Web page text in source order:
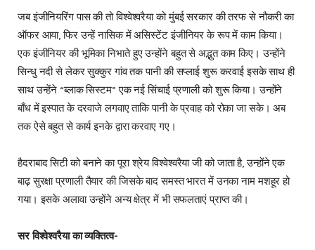
जब इंजीनियरिंग पास की तो विश्वेश्वरैया को मुंबई सरकार की तरफ से नौकरी का
ऑफर आया, फिर उन्हें नासिक में असिस्टेंट इंजीनियर के रूप में काम किया।
एक इंजीनियर की भूमिका निभाते हुए उन्होंने बहुत से अद्भुत काम किए। उन्होंने
सिन्धु नदी से लेकर सुक्कुर गांव तक पानी की सप्लाई शुरू करवाई इसके साथ ही
साथ उन्हेंने “ब्लाक सिस्टम” एक नई सिंचाई प्रणाली को शुरू किया। उन्होंने
बाँध में इस्पात के दरवाजे लगवाए ताकि पानी के प्रवाह को रोका जा सके। अब
तक ऐसे बहुत से कार्य इनके द्वारा करवाए गए।
हैदराबाद सिटी को बनाने का पूरा श्रेय विश्वेश्वरैया जी को जाता है, उन्होंने एक
बाढ़ सुरक्षा प्रणाली तैयार की जिसके बाद समस्त भारत में उनका नाम मशहूर हो
गया। इसके अलावा उन्होंने अन्य क्षेत्र में भी सफलताएं प्राप्त की।
सर विश्वेश्वरैया का व्यक्तित्व-